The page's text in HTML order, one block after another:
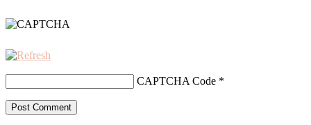
CAPTCHA Code *